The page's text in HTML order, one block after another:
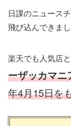
日課のニュース
飛び込んできまし
楽天でも人気店
ーザッカマニ
年4月15日を